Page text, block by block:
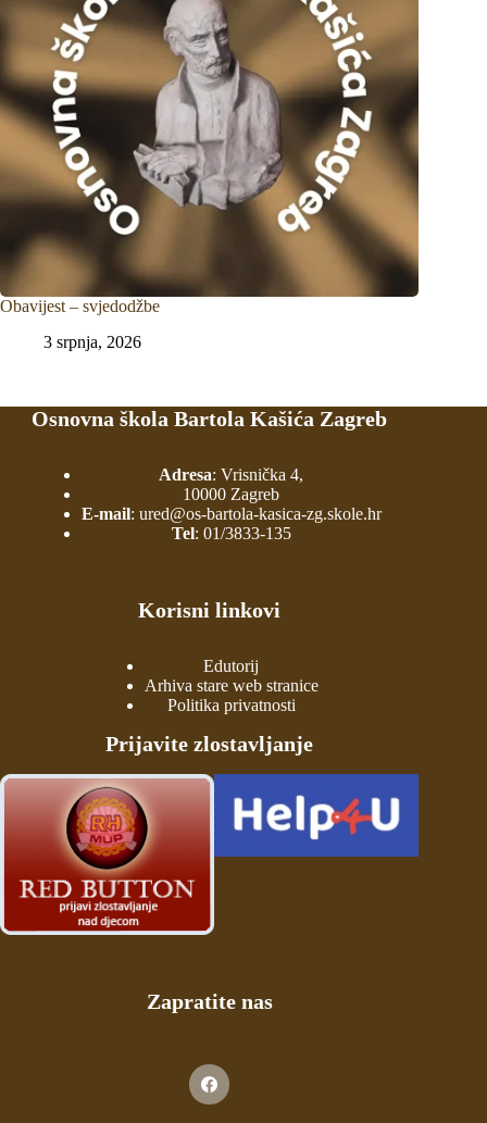
Obavijest – svjedodžbe
3 srpnja, 2026
Osnovna škola Bartola Kašića Zagreb
Adresa: Vrisnička 4,
10000 Zagreb
E-mail: ured@os-bartola-kasica-zg.skole.hr
Tel: 01/3833-135
Korisni linkovi
Edutorij
Arhiva stare web stranice
Politika privatnosti
Prijavite zlostavljanje
Zapratite nas